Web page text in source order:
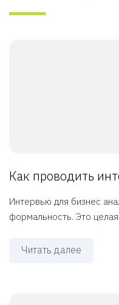
Как проводить
Интервью для бизнес
формальность. Это
Читать далее